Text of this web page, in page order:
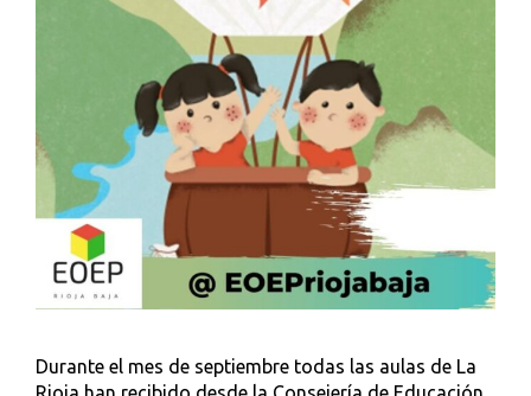
Durante el mes de septiembre todas las aulas de La